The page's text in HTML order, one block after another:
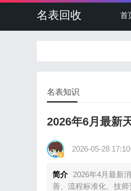
名表回收 首
名表知识
2026年6月最新
2026-05-28
简介
2026年4月最新
善、流程标准化、技